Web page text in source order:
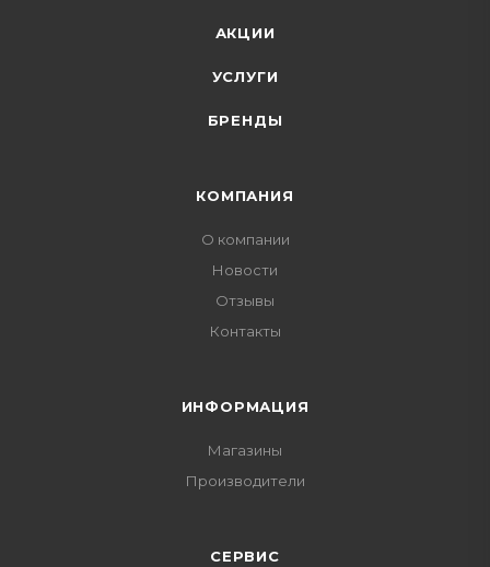
АКЦИИ
УСЛУГИ
БРЕНДЫ
КОМПАНИЯ
О компании
Новости
Отзывы
Контакты
ИНФОРМАЦИЯ
Магазины
Производители
СЕРВИС